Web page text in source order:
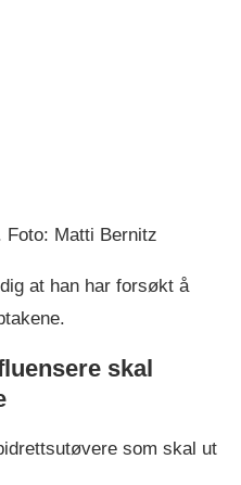
Foto: Matti Bernitz
at han har forsøkt å
skal
som skal ut